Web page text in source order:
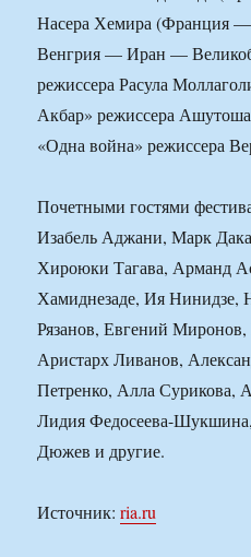
Насера Хемира (Франция
Венгрия — Иран —
режиссера Расула
Акбар» режиссера
«Одна война» режиссера
Почетными гостями
Изабель Аджани, Марк
Хироюки Тагава, Арманд
Хамиднезаде, Ия Нинидзе,
Рязанов, Евгений Миронов,
Аристарх Ливанов,
Петренко, Алла Сурикова,
Лидия Федосеева-
Дюжев и другие.
Источник:ria.ru